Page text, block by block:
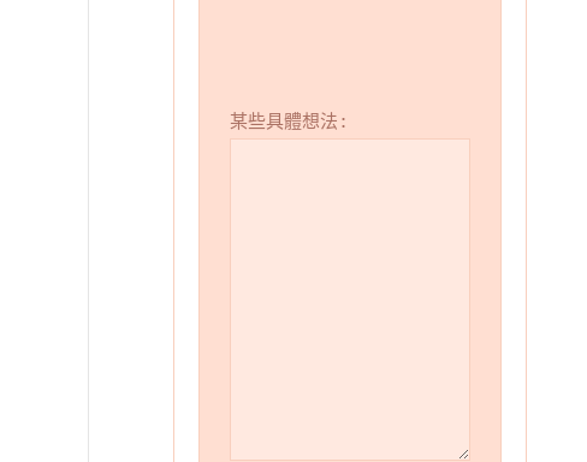
某些具體想法: